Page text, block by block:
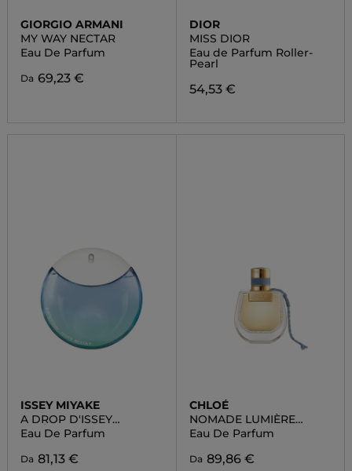
GIORGIO ARMANI
MY WAY NECTAR
Eau De Parfum
Da 69,23 €
DIOR
MISS DIOR
Eau de Parfum Roller-
Pearl
54,53 €
ISSEY MIYAKE
A DROP D'ISSEY
FRAÎCHE
Eau De Parfum
Da 81,13 €
CHLOÉ
NOMADE LUMIÈRE
D'EGYPTE
Eau De Parfum
Da 89,86 €